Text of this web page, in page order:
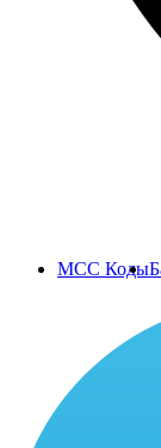
MCC Коды